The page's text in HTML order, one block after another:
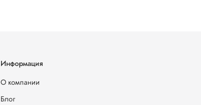
Информация
О компании
Блог